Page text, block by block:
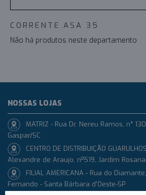
CORRENTE ASA 35
Não há produtos neste departamento
NOSSAS LOJAS
MATRIZ - Rua Dr. Nereu Ramos, n°
Gaspar/SC
CENTRO DE DISTRIBUIÇÃO
Alexandre de Araujo, nº519, Jardim
FILIAL AMERICANA - Rua do
Fernando - Santa Bárbara d'Oeste-SP